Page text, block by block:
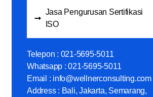
Jasa Pengurusan Sertifikasi
ISO
Telepon : 021-5695-5011
Whatsapp : 021-5695-5011
Email : info@wellnerconsulting.com
Address : Bali, Jakarta, Semarang,